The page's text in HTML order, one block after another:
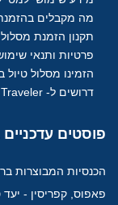
מה מקבלים
תקנון הזמנת
פרטיות ותנאי
הזמינו מסלול טיול
דרושים ל- VIP Traveler
פוסטים
הכנסיות המבוצרות
פאפוס, קפריסין -